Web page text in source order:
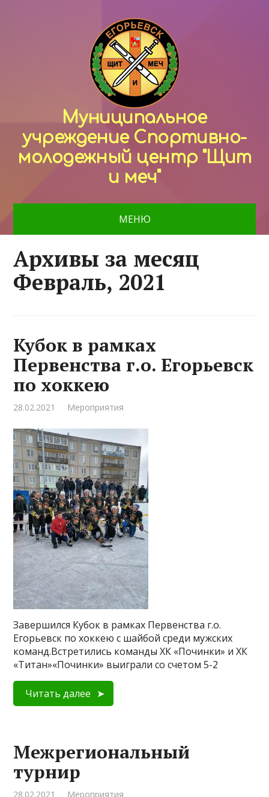
Муниципальное
учреждение Спортивно-
молодежный центр "Щит
и меч"
МЕНЮ
Архивы за месяц
Февраль, 2021
Кубок в рамках
Первенства г.о. Егорьевск
по хоккею
28.02.2021 Мероприятия
Завершился Кубок в рамках Первенства г.о.
Егорьевск по хоккею с шайбой среди мужских
команд.Встретились команды ХК «Починки» и ХК
«Титан»«Починки» выиграли со счетом 5-2
Читать далее
Межрегиональный
турнир
28.02.2021 Мероприятия